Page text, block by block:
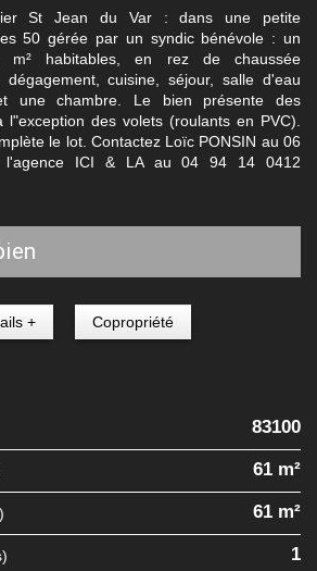
St Jean du Var : dans une petite
50 gérée par un syndic bénévole : un
m² habitables, en rez de chaussée
cuisine, séjour, salle d'eau
une chambre. Le bien présente des
l"exception des volets (roulants en PVC).
le lot. Contactez Loïc PONSIN au 06
ICI & LA au 04 94 14 0412
+ Copropriété
83100
61 m²
61 m²
1